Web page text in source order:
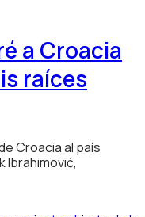
a Croacia
raíces
Croacia al país
Ibrahimović,